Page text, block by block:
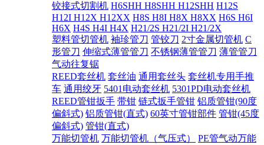
铰接式切割机 H6SHH H8SHH H12SHH H12S
H12I H12X H12XX H8S H8I H8X H8XX H6S H6I
H6X H4S H4I H4X H21/2S H21/2I H21/2X
塑料管切管机 袖珍管刀 管铰刀 2寸金属切管机 C
形管刀 伸缩式薄管管刀 不锈钢薄管管刀 薄管管刀
气动往复锯
REED套丝机 套丝油 通用套丝头 套丝机专用手推
车 通用绞牙 5401电动套丝机 5301PD电动套丝机
REED管钳扳手 带钳 链式扳手管钳 铝质管钳(90度
偏斜式) 铝质管钳(直式) 60英寸管钳部件 管钳(45度
偏斜式) 管钳(直式)
万能切管机 万能切管机（气压式）
PE管气动万能